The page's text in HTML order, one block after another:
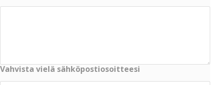
Vahvista vielä sähköpostiosoitteesi